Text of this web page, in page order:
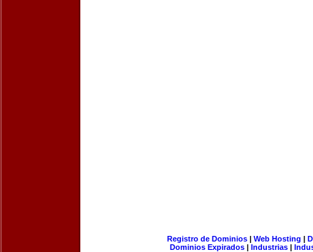
Registro de Dominios| Web Hosting |
Dominios Expirados | Industrias |